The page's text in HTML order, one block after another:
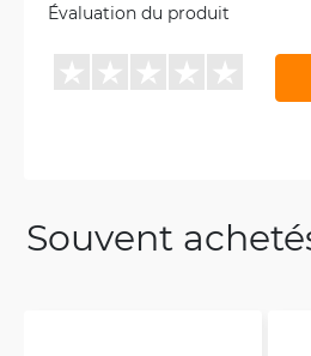
Évaluation du produit
Souvent